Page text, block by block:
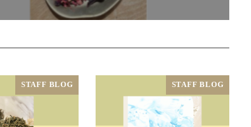
STAFF BLOG STAFF BLOG